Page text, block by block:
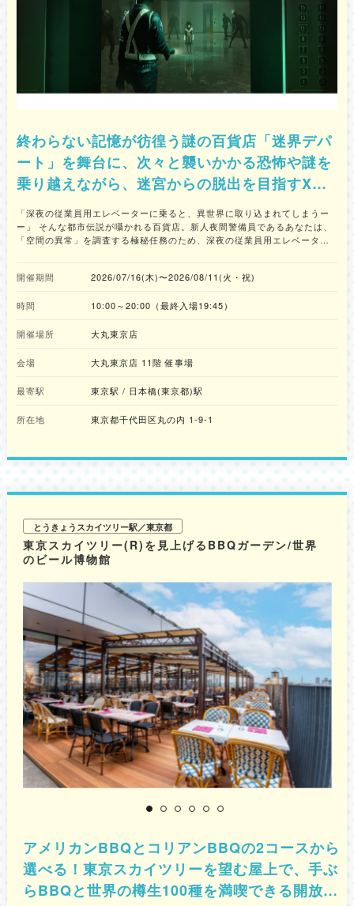
終わらない記憶が彷徨う謎の百貨店「迷界デパ
ート」を舞台に、次々と襲いかかる恐怖や謎を
乗り越えながら、迷宮からの脱出を目指すXR
ホラーイベント
「深夜の従業員用エレベーターに乗ると、異世界に取り込まれてしまうー
ー」 そんな都市伝説が囁かれる百貨店。新人夜間警備員であるあなたは、
「空間の異常」を調査する極秘任務のため、深夜の従業員用エレベーター
デパート』だった。どこか懐かしくも不気味な売り場、そして暗闇から無
用ライトの光だけを頼りに、あなたはこの世界からの脱出を試みる。襲い
開催期間 2026/07/16(木)〜2026/08/11(火・祝)
時間 10:00～20:00（最終入場19:45）
開催場所 大丸東京店
会場 大丸東京店 11階 催事場
最寄駅 東京駅 / 日本橋(東京都)駅
所在地 東京都千代田区丸の内 1-9-1
とうきょうスカイツリー駅／東京都
東京スカイツリー(R)を見上げるBBQガーデン/世界
のビール博物館
アメリカンBBQとコリアンBBQの2コースから
選べる！東京スカイツリーを望む屋上で、手ぶ
らBBQと世界の樽生100種を満喫できる開放的